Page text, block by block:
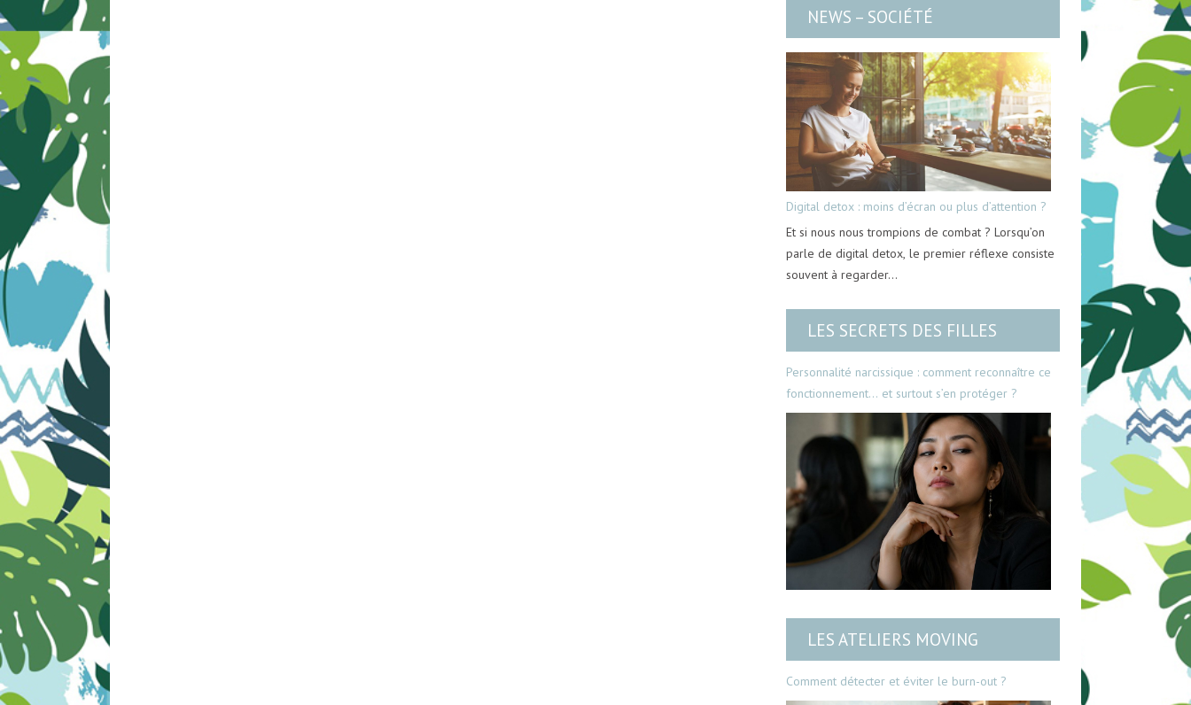
NEWS – SOCIÉTÉ
Digital detox : moins d’écran ou plus d’attention ?
Et si nous nous trompions de combat ? Lorsqu’on
parle de digital detox, le premier réflexe consiste
souvent à regarder…
LES SECRETS DES FILLES
Personnalité narcissique : comment reconnaître ce
fonctionnement… et surtout s’en protéger ?
LES ATELIERS MOVING
Comment détecter et éviter le burn-out ?